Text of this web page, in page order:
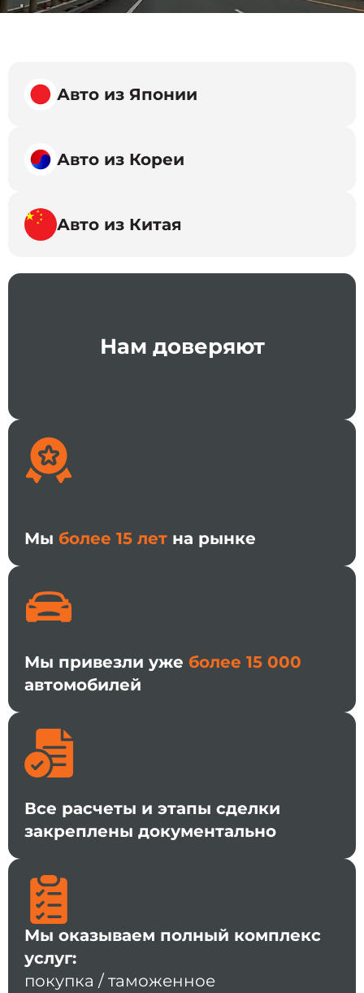
Авто из Японии
Авто из Кореи
Авто из Китая
Нам доверяют
Мы более 15 лет на рынке
Мы привезли уже более 15 000
автомобилей
Все расчеты и этапы сделки
закреплены документально
Мы оказываем полный комплекс
услуг:
покупка / таможенное